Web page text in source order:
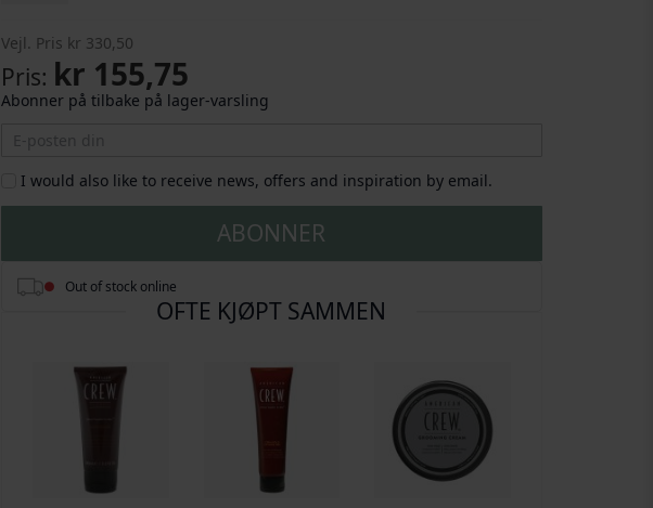
Vejl. Pris kr 330,50
Pris kr 155,75
Abonner på tilbake på lager-varsling
I would also like to receive news, offers and inspiration by email.
ABONNER
Out of stock online
OFTE KJØPT SAMMEN